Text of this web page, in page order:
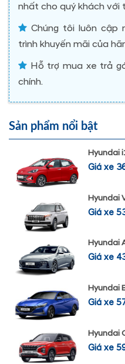
nhất cho quý khách với
Chúng tôi luôn cập
trình khuyến mãi của
Hỗ trợ mua xe trả
chính.
Sản phẩm nổi bật
Hyundai
Giá xe
Hyundai
Giá xe
Hyundai
Giá xe
Hyundai
Giá xe
Hyundai
Giá xe